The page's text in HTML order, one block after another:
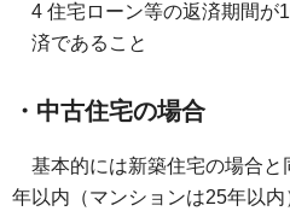
4 住宅ローン等の返済期間が
済であること
・中古住宅の場合
基本的には新築住宅の場合
年以内（マンションは25年以